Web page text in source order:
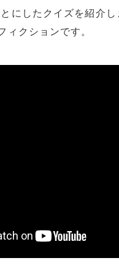
にしたクイズを紹介
ィクションです。